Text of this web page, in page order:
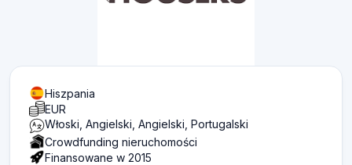
Hiszpania
EUR
Włoski, Angielski, Angielski, Portugalski
Crowdfunding nieruchomości
Finansowane w 2015